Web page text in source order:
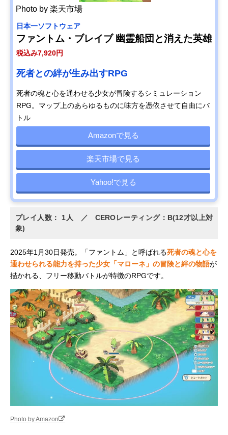
Photo by 楽天市場
日本一ソフトウェア
ファントム・ブレイブ 幽霊船団と消えた英雄
税込み7,920円
死者との絆が生み出すRPG
死者の魂と心を通わせる少女が冒険するシミュレーション
RPG。マップ上のあらゆるものに味方を憑依させて自由にバ
トル
Amazonで見る
楽天市場で見る
Yahoo!で見る
プレイ人数： 1人 ／ CEROレーティング：B(12才以上対
象)
2025年1月30日発売。「ファントム」と呼ばれる死者の魂と心を
通わせられる能力を持った少女「マローネ」の冒険と絆の物語が
描かれる、フリー移動バトルが特徴のRPGです。
Photo by Amazon